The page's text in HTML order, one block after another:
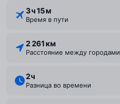
3 ⁠ч 15 ⁠м
Время в пути
2 261 км
Расстояние между городами
2 ⁠ч
Разница во времени